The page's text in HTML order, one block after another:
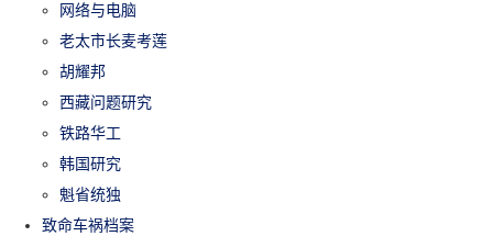
网络与电脑
老太市长麦考莲
胡耀邦
西藏问题研究
铁路华工
韩国研究
魁省统独
致命车祸档案